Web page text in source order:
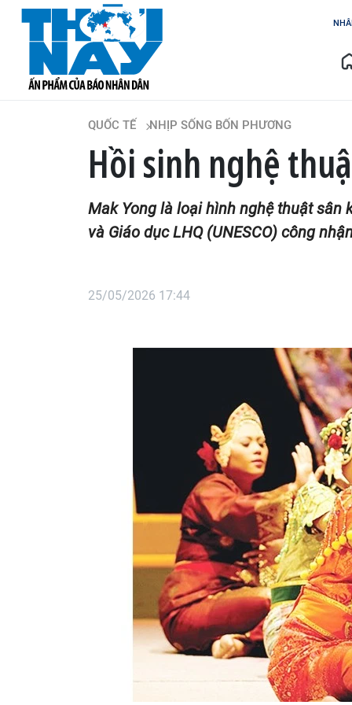
QUỐC TẾ NHỊP SỐNG BỐN PHƯƠNG
Hồi sinh nghệ
Mak Yong là loại hình nghệ thuật sân
và Giáo dục LHQ (UNESCO) công
25/05/2026 17:44